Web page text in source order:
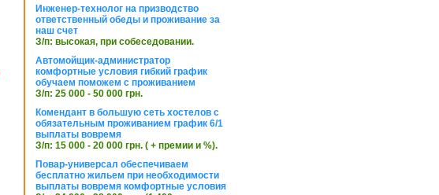
Инженер-технолог на призводство
ответственный обеды и проживание за
наш счет
З/п: высокая, при собеседовании.
Автомойщик-администратор
комфортные условия гибкий график
обучаем поможем с проживанием
З/п: 25 000 - 50 000 грн.
Комендант в большую сеть хостелов с
обязательным проживанием график 6/1
выплаты вовремя
З/п: 15 000 - 20 000 грн. ( + премии и %).
Повар-универсал обеспечиваем
бесплатно жильем при необходимости
выплаты вовремя комфортные условия